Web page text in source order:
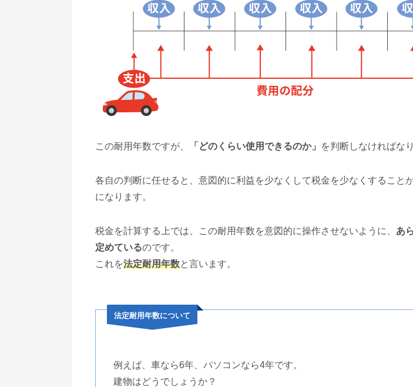
この耐用年数ですが、 「どのくらい使用できるのか」 を判断しなければな
各自の判断に任せると、意図的に利益を少なくして税金を少なくすること
になります。
税金を計算する上では、この耐用年数を意図的に操作させないように、 あ
定めているのです。
これを法定耐用年数と言います。
法定耐用年数について
例えば、車なら6年、パソコンなら4年です。
建物はどうでしょうか？